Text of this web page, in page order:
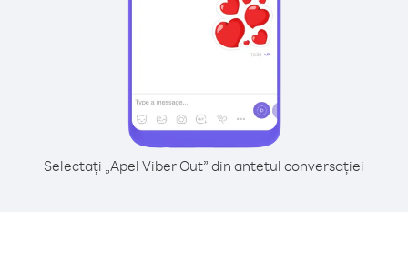
Selectați „Apel Viber Out” din antetul conversației